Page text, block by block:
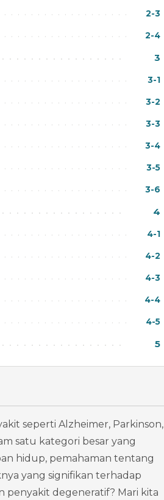
2-3
2-4
3
3-1
3-2
3-3
3-4
3-5
3-6
4
4-1
4-2
4-3
4-4
4-5
5
seperti Alzheimer, Parkinson,
satu kategori besar yang
hidup, pemahaman tentang
yang signifikan terhadap
penyakit degeneratif? Mari kita